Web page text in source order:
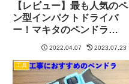
【レビュー】最も人気のペ
ン型インパクトドライバ
ー！マキタのペンドラ
TD022D
2022.04.07 2023.07.23
工具